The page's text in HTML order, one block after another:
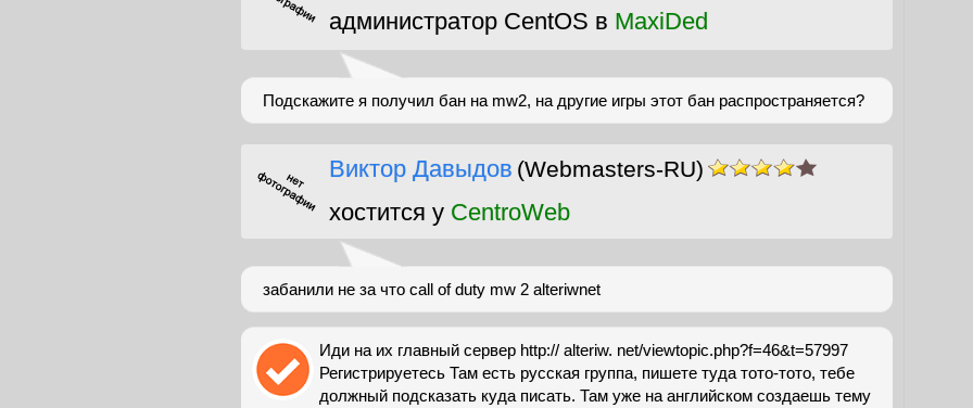
администратор CentOS в MaxiDed
Подскажите я получил бан на mw2, на другие игры этот бан распространяется?
Виктор Давыдов (Webmasters-RU)
хостится у CentroWeb
забанили не за что call of duty mw 2 alteriwnet
Иди на их главный сервер http:// alteriw. net/viewtopic.php?f=46&t=57997
Регистрируетесь Там есть русская группа, пишете туда тото-тото, тебе
должный подсказать куда писать. Там уже на английском создаешь тему